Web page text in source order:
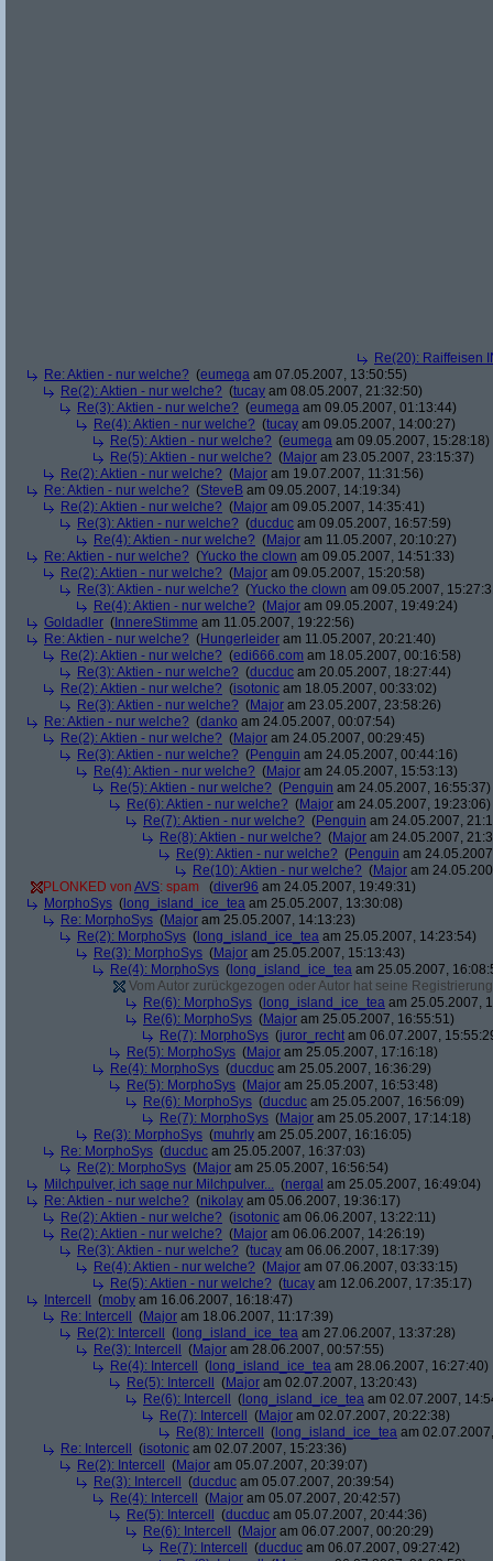
Re(20): Raiffeisen
Re: Aktien - nur welche? (eumega am 07.05.2007, 13:50:55)
Re(2): Aktien - nur welche? (tucay am 08.05.2007, 21:32:50)
Re(3): Aktien - nur welche? (eumega am 09.05.2007, 01:13:44)
Re(4): Aktien - nur welche? (tucay am 09.05.2007, 14:00:27)
Re(5): Aktien - nur welche? (eumega am 09.05.2007, 15:28:18)
Re(5): Aktien - nur welche? (Major am 23.05.2007, 23:15:37)
Re(2): Aktien - nur welche? (Major am 19.07.2007, 11:31:56)
Re: Aktien - nur welche? (SteveB am 09.05.2007, 14:19:34)
Re(2): Aktien - nur welche? (Major am 09.05.2007, 14:35:41)
Re(3): Aktien - nur welche? (ducduc am 09.05.2007, 16:57:59)
Re(4): Aktien - nur welche? (Major am 11.05.2007, 20:10:27)
Re: Aktien - nur welche? (Yucko the clown am 09.05.2007, 14:51:33)
Re(2): Aktien - nur welche? (Major am 09.05.2007, 15:20:58)
Re(3): Aktien - nur welche? (Yucko the clown am 09.05.2007,
Re(4): Aktien - nur welche? (Major am 09.05.2007, 19:49:24)
Goldadler ( InnereStimme am 11.05.2007, 19:22:56)
Re: Aktien - nur welche? (Hungerleider am 11.05.2007, 20:21:40)
Re(2): Aktien - nur welche? (edi666.com am 18.05.2007, 00:16:58)
Re(3): Aktien - nur welche? (ducduc am 20.05.2007, 18:27:44)
Re(2): Aktien - nur welche? (isotonic am 18.05.2007, 00:33:02)
Re(3): Aktien - nur welche? (Major am 23.05.2007, 23:58:26)
Re: Aktien - nur welche? (danko am 24.05.2007, 00:07:54)
Re(2): Aktien - nur welche? (Major am 24.05.2007, 00:29:45)
Re(3): Aktien - nur welche? (Penguin am 24.05.2007, 00:44:16)
Re(4): Aktien - nur welche? (Major am 24.05.2007, 15:53:13)
Re(5): Aktien - nur welche? (Penguin am 24.05.2007, 16:55:37)
Re(6): Aktien - nur welche? (Major am 24.05.2007, 19:23:06)
Re(7): Aktien - nur welche? (Penguin am 24.05.2007,
Re(8): Aktien - nur welche? (Major am 24.05.2007,
Re(9): Aktien - nur welche? (Penguin am
Re(10): Aktien - nur welche? (Major am
PLONKED von AVS: spam (diver96 am 24.05.2007, 19:49:31)
MorphoSys ( long_island_ice_tea am 25.05.2007, 13:30:08)
Re: MorphoSys (Major am 25.05.2007, 14:13:23)
Re(2): MorphoSys ( long_island_ice_tea am 25.05.2007, 14:23:54)
Re(3): MorphoSys (Major am 25.05.2007, 15:13:43)
Re(4): MorphoSys ( long_island_ice_tea am 25.05.2007,
Vom Autor zurückgezogen oder Autor hat seine
Re(6): MorphoSys ( long_island_ice_tea am 25.05.2007,
Re(6): MorphoSys (Major am 25.05.2007, 16:55:51)
Re(7): MorphoSys (juror_recht am 06.07.2007,
Re(5): MorphoSys (Major am 25.05.2007, 17:16:18)
Re(4): MorphoSys (ducduc am 25.05.2007, 16:36:29)
Re(5): MorphoSys (Major am 25.05.2007, 16:53:48)
Re(6): MorphoSys (ducduc am 25.05.2007, 16:56:09)
Re(7): MorphoSys (Major am 25.05.2007, 17:14:18)
Re(3): MorphoSys (muhrly am 25.05.2007, 16:16:05)
Re: MorphoSys (ducduc am 25.05.2007, 16:37:03)
Re(2): MorphoSys (Major am 25.05.2007, 16:56:54)
Milchpulver, ich sage nur Milchpulver... (nergal am 25.05.2007, 16:49:04)
Re: Aktien - nur welche? (nikolay am 05.06.2007, 19:36:17)
Re(2): Aktien - nur welche? (isotonic am 06.06.2007, 13:22:11)
Re(2): Aktien - nur welche? (Major am 06.06.2007, 14:26:19)
Re(3): Aktien - nur welche? (tucay am 06.06.2007, 18:17:39)
Re(4): Aktien - nur welche? (Major am 07.06.2007, 03:33:15)
Re(5): Aktien - nur welche? (tucay am 12.06.2007, 17:35:17)
Intercell
(moby am 16.06.2007, 16:18:47)
Re: Intercell
(Major am 18.06.2007, 11:17:39)
Re(2): Intercell
( long_island_ice_tea am 27.06.2007, 13:37:28)
Re(3): Intercell
(Major am 28.06.2007, 00:57:55)
Re(4): Intercell
( long_island_ice_tea am 28.06.2007, 16:27:40)
Re(5): Intercell
(Major am 02.07.2007, 13:20:43)
Re(6): Intercell
( long_island_ice_tea am 02.07.2007,
Re(7): Intercell
(Major am 02.07.2007, 20:22:38)
Re(8): Intercell
( long_island_ice_tea am
Re: Intercell
(isotonic am 02.07.2007, 15:23:36)
Re(2): Intercell
(Major am 05.07.2007, 20:39:07)
Re(3): Intercell
(ducduc am 05.07.2007, 20:39:54)
Re(4): Intercell
(Major am 05.07.2007, 20:42:57)
Re(5): Intercell
(ducduc am 05.07.2007, 20:44:36)
Re(6): Intercell
(Major am 06.07.2007, 00:20:29)
Re(7): Intercell
(ducduc am 06.07.2007, 09:27:42)